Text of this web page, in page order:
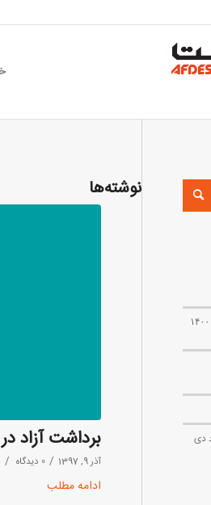
نوشته‌ها
برداشت آزاد
آذر 9, 1397 / 0 دیدگاه /
ادامه مطلب
دی